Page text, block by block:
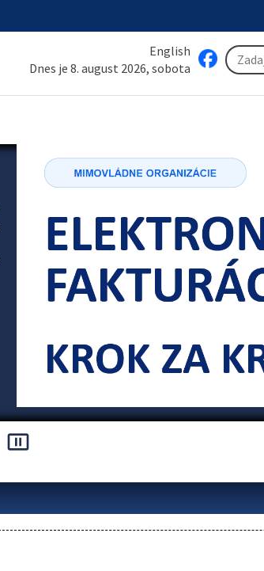
English
Dnes je 8. august 2026, sobota
pause_presentation